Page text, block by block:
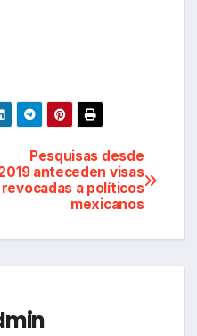
Pesquisas desde
anteceden visas
revocadas a políticos
mexicanos